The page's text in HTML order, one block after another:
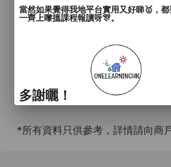
*所有資料只供參考，詳情請向商
當然如果覺得我地平台實用又好睇🥇，
一齊上嚟搵課程報讀呀🎊。
多謝曬！